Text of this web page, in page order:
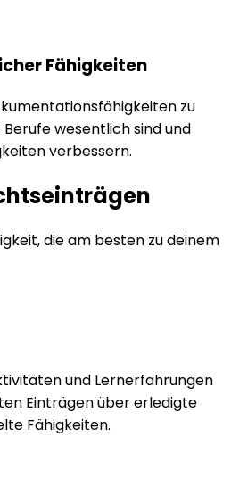
Fähigkeiten
zu
wesentlich sind und
verbessern.
die am besten zu deinem
und Lernerfahrungen
Einträgen über erledigte
Fähigkeiten.